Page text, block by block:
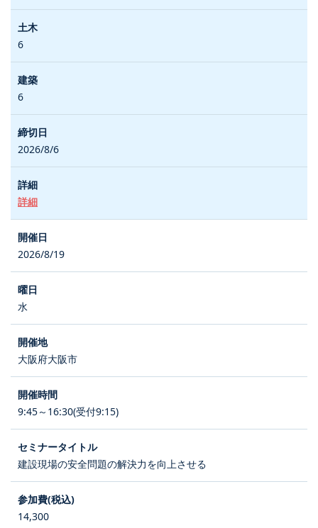
6
6
2026/8/6
詳細
2026/8/19
水
大阪府大阪市
9:45～16:30(受付9:15)
建設現場の安全問題の解決力を向上させる
14,300